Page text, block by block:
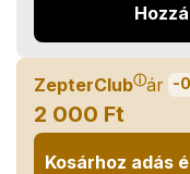
ZepterClubⓘár -
2 000 Ft
Kosárhoz adás